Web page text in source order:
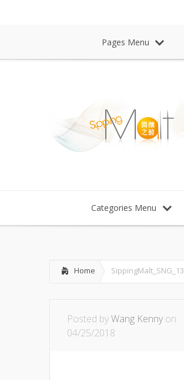
Pages Menu
Categories Menu
Home SippingMalt_SNG_13
Posted byWang Kennyon
04/25/2018